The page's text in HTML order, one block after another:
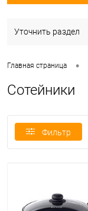
Уточнить раздел
Главная страница •
Сотейники
Фильтр